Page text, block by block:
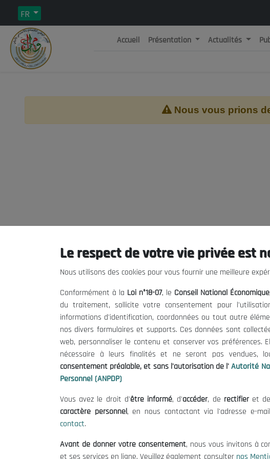
FR
République
Accueil Présentation Actualités
Nous vous prions
Le CNESE
Le président
Organisation
Publications
Mentions Légales
Conditions d'Utilisation
Politique de Protection
Politique des Cookies
© 2026
Le respect de votre vie privée est
Nous utilisons des cookies pour vous fournir une meilleure
Conformément à la Loi n°18-07, le Conseil National
du traitement, sollicite votre consentement pour
informations d'identification, coordonnées ou tout autre
nos divers formulaires et supports. Ces données sont
web, personnaliser le contenu et conserver vos préférences.
nécessaire à leurs finalités et ne seront pas vendues,
consentement préalable, et sans l'autorisation de l' Autorité
Personnel (ANPDP)
Vous avez le droit d'être informé, d'accéder, de rectifieret
caractère personnel, en nous contactant via l'adresse e-mail
contact.
Avant de donner votre consentement, nous vous invitons à
et ses services en ligne. Veuillez également consulter nos